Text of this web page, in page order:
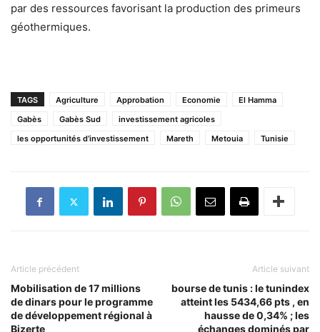
par des ressources favorisant la production des primeurs
géothermiques.
TAGS Agriculture Approbation Economie
El Hamma
Gabès
Gabès Sud
investissement agricoles
les opportunités d’investissement
Mareth Metouia Tunisie
Article précédent
Mobilisation de 17 millions
de dinars pour le programme
de développement régional à
Bizerte
Article suivant
bourse de tunis : le tunindex
atteint les 5434,66 pts , en
hausse de 0,34% ; les
échanges dominés par